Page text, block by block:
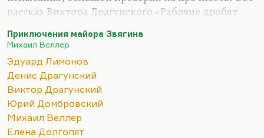
рассказ Виктора Драгунского «Рабочие дробят
способствует воспитанию уверенности в себе. Ну
как «воспитанию уверенности»?» Видите, Денис
вообще, на мой взгляд, великий писатель,
сегодняшний Трифонов.
Я знаю очень мало примеров (наверное, всего
три), когда литературный талант отца так полно
воплотился в детях. Это Драгунский – Виктор,
Приключения майора Звягина
Михаил Веллер
Эдуард Лимонов
Денис Драгунский
Виктор Драгунский
Юрий Домбровский
Михаил Веллер
Елена Долгопят